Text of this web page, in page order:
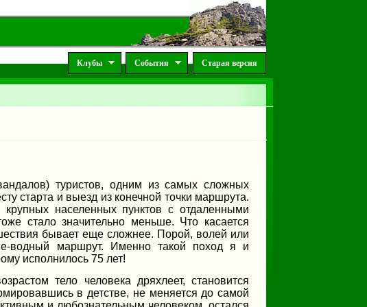
Клубы События Старая версия
туристов, одним из самых сложных
старта и выезд из конечной точки маршрута.
населенных пунктов с отдаленными
стало значительно меньше. Что касается
бывает еще сложнее. Порой, волей или
водный маршрут. Именно такой поход я и
исполнилось 75 лет!
тело человека дряхлеет, становится
в детстве, не меняется до самой